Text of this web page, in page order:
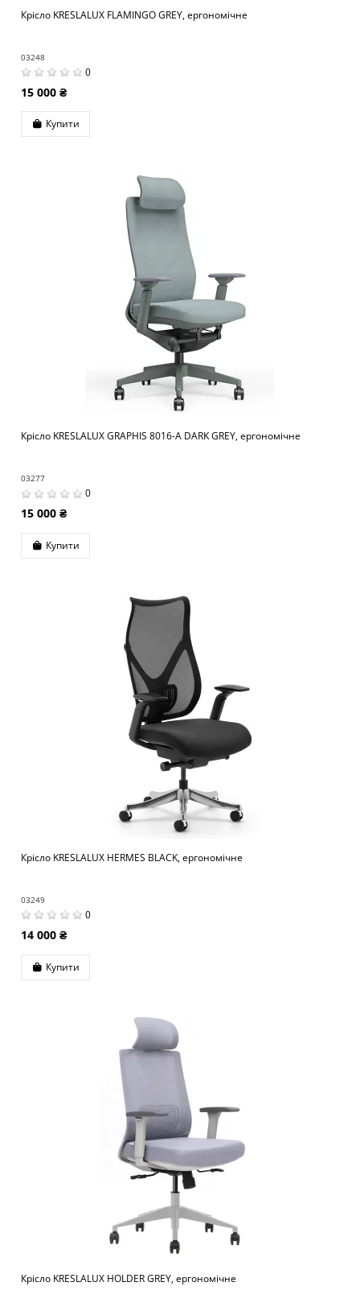
Крісло KRESLALUX FLAMINGO GREY, ергономічне
03248
0
15 000 ₴
Купити
Крісло KRESLALUX GRAPHIS 8016-A DARK GREY, ергономічне
03277
0
15 000 ₴
Купити
Крісло KRESLALUX HERMES BLACK, ергономічне
03249
0
14 000 ₴
Купити
Крісло KRESLALUX HOLDER GREY, ергономічне